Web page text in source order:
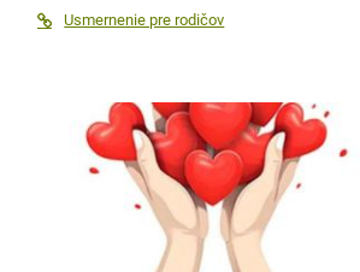
Usmernenie pre rodičov